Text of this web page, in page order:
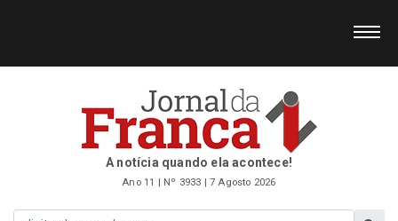
A notícia quando ela acontece!
Ano 11 | Nº 3933 | 7 Agosto 2026